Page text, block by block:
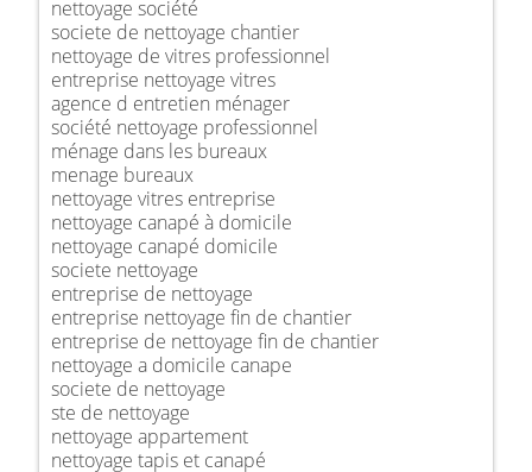
nettoyage société
societe de nettoyage chantier
nettoyage de vitres professionnel
entreprise nettoyage vitres
agence d entretien ménager
société nettoyage professionnel
ménage dans les bureaux
menage bureaux
nettoyage vitres entreprise
nettoyage canapé à domicile
nettoyage canapé domicile
societe nettoyage
entreprise de nettoyage
entreprise nettoyage fin de chantier
entreprise de nettoyage fin de chantier
nettoyage a domicile canape
societe de nettoyage
ste de nettoyage
nettoyage appartement
nettoyage tapis et canapé